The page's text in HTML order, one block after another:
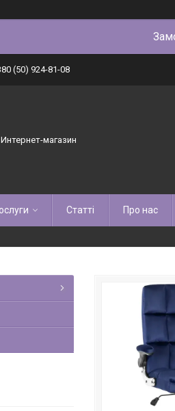
(50) 924-81-08
магазин
Статті Про нас